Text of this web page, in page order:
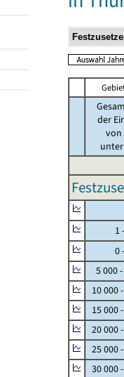
der
von
unter
1 -
0 -
5 000
10 000
15 000
20 000
25 000
30 000